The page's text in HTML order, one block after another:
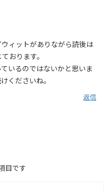
ィットがありながら読後は
おります。
いるのではないかと思いま
くださいね。
返信
目です